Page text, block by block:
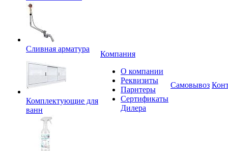
Сливная арматура
Комплектующие для
ванн
Компания
О компании
Реквизиты
Парнтеры
Сертификаты
Дилера
Самовывоз